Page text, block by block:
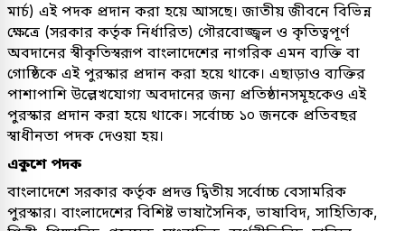
মার্চ) এই পদক প্রদান করা হয়ে আসছে। জাতীয় জীবনে বিভিন্ন
ক্ষেত্রে (সরকার কর্তৃক নির্ধারিত) গৌরবোজ্জ্বল ও কৃতিত্বপূর্ণ
অবদানের স্বীকৃতিস্বরূপ বাংলাদেশের নাগরিক এমন ব্যক্তি বা
গোষ্ঠিকে এই পুরস্কার প্রদান করা হয়ে থাকে। এছাড়াও ব্যক্তির
পাশাপাশি উল্লেখযোগ্য অবদানের জন্য প্রতিষ্ঠানসমূহকেও এই
পুরস্কার প্রদান করা হয়ে থাকে। সর্বোচ্চ ১০ জনকে প্রতিবছর
স্বাধীনতা পদক দেওয়া হয়।
একুশে পদক
বাংলাদেশে সরকার কর্তৃক প্রদত্ত দ্বিতীয় সর্বোচ্চ বেসামরিক
পুরস্কার। বাংলাদেশের বিশিষ্ট ভাষাসৈনিক, ভাষাবিদ, সাহিত্যিক,